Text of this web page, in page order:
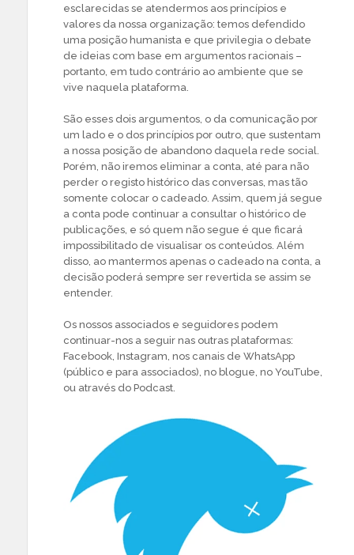
esclarecidas se atendermos aos princípios e
valores da nossa organização: temos defendido
uma posição humanista e que privilegia o debate
de ideias com base em argumentos racionais –
portanto, em tudo contrário ao ambiente que se
vive naquela plataforma.
São esses dois argumentos, o da comunicação por
um lado e o dos princípios por outro, que sustentam
a nossa posição de abandono daquela rede social.
Porém, não iremos eliminar a conta, até para não
perder o registo histórico das conversas, mas tão
somente colocar o cadeado. Assim, quem já segue
a conta pode continuar a consultar o histórico de
publicações, e só quem não segue é que ficará
impossibilitado de visualisar os conteúdos. Além
disso, ao mantermos apenas o cadeado na conta, a
decisão poderá sempre ser revertida se assim se
entender.
Os nossos associados e seguidores podem
continuar-nos a seguir nas outras plataformas:
Facebook, Instagram, nos canais de WhatsApp
(público e para associados), no blogue, no YouTube,
ou através do Podcast.